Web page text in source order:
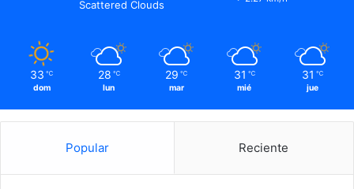
Scattered Clouds
33 ℃
dom
28 ℃
lun
29 ℃
mar
31 ℃
mié
31 ℃
jue
Popular Reciente